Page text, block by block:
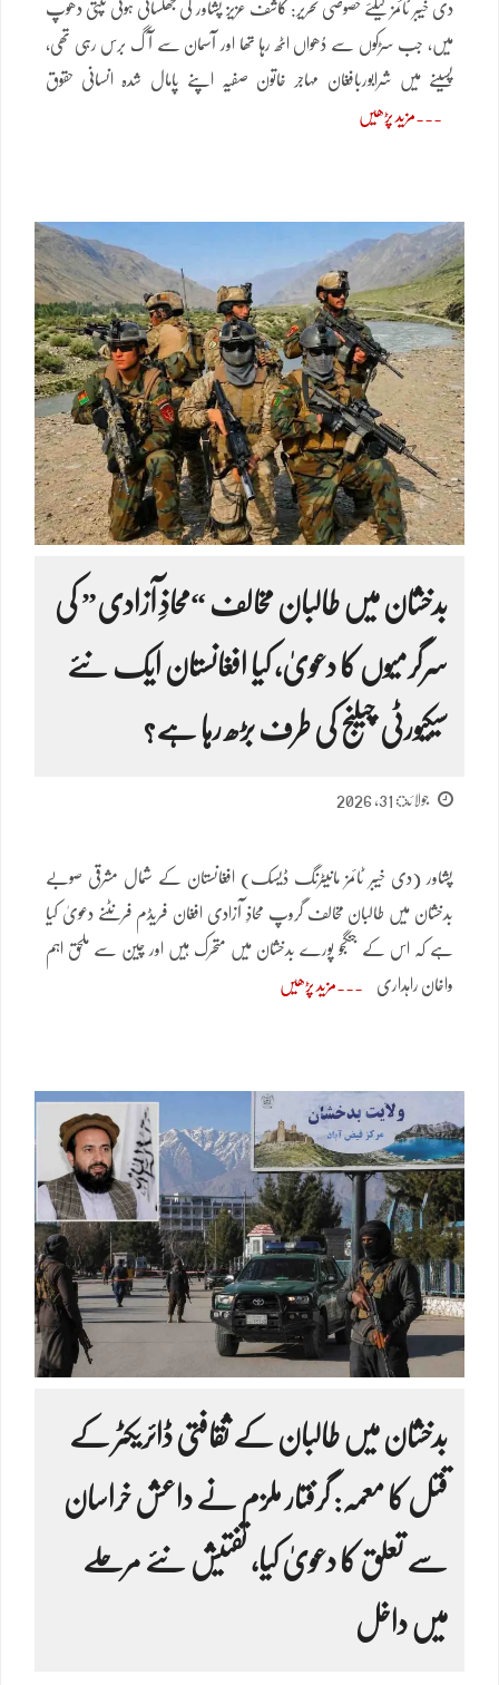
دی خیبر ٹائمز کیلئے خصوصی تحریر: کاشف عزیز پشاور کی جھلساتی ہوئی تپتی دھوپ
میں، جب سڑکوں سے دُھواں اٹھ رہا تھا اور آسمان سے آگ برس رہی تھی،
پسینے میں شرابوربافغان مہاجر خاتون صفیہ اپنے پامال شدہ انسانی حقوق
مزید پڑھیں
بدخشان میں طالبان مخالف “محاذِ آزادی” کی
سرگرمیوں کا دعویٰ، کیا افغانستان ایک نئے
سیکیورٹی چیلنج کی طرف بڑھ رہا ہے؟
جولائ 31, 2026
پشاور (دی خیبر ٹائمز مانیٹرنگ ڈیسک) افغانستان کے شمال مشرقی صوبے
بدخشان میں طالبان مخالف گروپ محاذِ آزادی افغان فریڈم فرنٹنے دعویٰ کیا
ہے کہ اس کے جنگجو پورے بدخشان میں متحرک ہیں اور چین سے ملحق اہم
واخان راہداری مزید پڑھیں
بدخشان میں طالبان کے ثقافتی ڈائریکٹر کے
قتل کا معمہ: گرفتار ملزم نے داعش خراسان
سے تعلق کا دعویٰ کیا، تفتیش نئے مرحلے
میں داخل